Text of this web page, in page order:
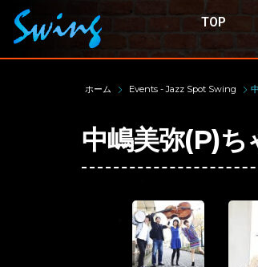
TOP
ホーム Events - Jazz Spot Swing
中嶋美弥(P)